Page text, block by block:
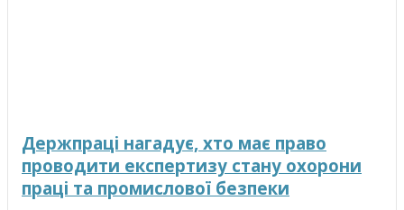
Держпраці нагадує, хто має право
проводити експертизу стану охорони
праці та промислової безпеки